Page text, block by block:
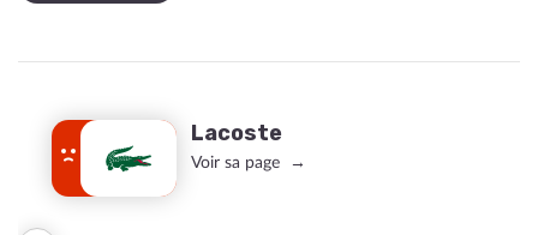
Lacoste
Voir sa page